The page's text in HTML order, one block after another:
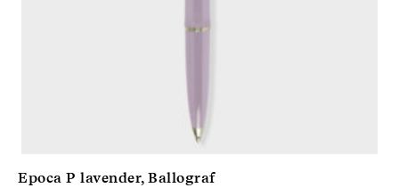
Epoca P lavender, Ballograf